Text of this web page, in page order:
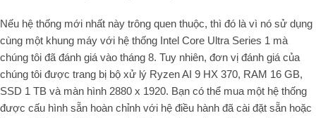
Nếu hệ thống mới nhất này trông quen thuộc, thì đó là vì nó sử dụng
cùng một khung máy với hệ thống Intel Core Ultra Series 1 mà
chúng tôi đã đánh giá vào tháng 8. Tuy nhiên, đơn vị đánh giá của
chúng tôi được trang bị bộ xử lý Ryzen AI 9 HX 370, RAM 16 GB,
SSD 1 TB và màn hình 2880 x 1920. Bạn có thể mua một hệ thống
được cấu hình sẵn hoàn chỉnh với hệ điều hành đã cài đặt sẵn hoặc